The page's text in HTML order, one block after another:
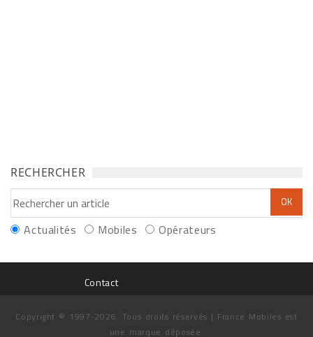
RECHERCHER
Actualités Mobiles Opérateurs
Contact
Copyright © 1997-2026. Tous droits réservés | France Mobiles est
une marque déposée.